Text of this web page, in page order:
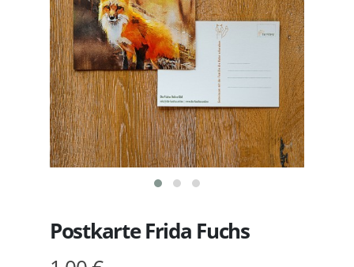
Postkarte Frida Fuchs